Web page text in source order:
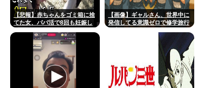
【悲報】赤ちゃんをゴミ箱に捨
てた女、パパ活で8回も妊娠し
【画像】ギャルさん、世界中に
発信してる意識ゼロで修学旅行
ｗ 【Pickup08082952】